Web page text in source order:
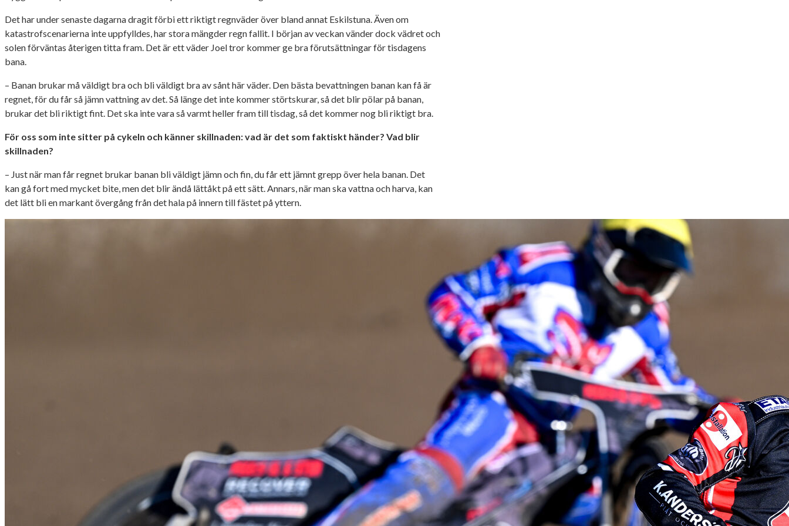
Det har under senaste dagarna dragit förbi ett riktigt regnväder över bland annat Eskilstuna. Även om
katastrofscenarierna inte uppfylldes, har stora mängder regn fallit. I början av veckan vänder dock vädret och
solen förväntas återigen titta fram. Det är ett väder Joel tror kommer ge bra förutsättningar för tisdagens
bana.
– Banan brukar må väldigt bra och bli väldigt bra av sånt här väder. Den bästa bevattningen banan kan få är
regnet, för du får så jämn vattning av det. Så länge det inte kommer störtskurar, så det blir pölar på banan,
brukar det bli riktigt fint. Det ska inte vara så varmt heller fram till tisdag, så det kommer nog bli riktigt bra.
För oss som inte sitter på cykeln och känner skillnaden: vad är det som faktiskt händer? Vad blir
skillnaden?
– Just när man får regnet brukar banan bli väldigt jämn och fin, du får ett jämnt grepp över hela banan. Det
kan gå fort med mycket bite, men det blir ändå lättåkt på ett sätt. Annars, när man ska vattna och harva, kan
det lätt bli en markant övergång från det hala på innern till fästet på yttern.